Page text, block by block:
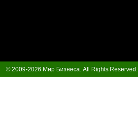
© 2009-2026 Мир Бизнеса. All Rights Reserved.